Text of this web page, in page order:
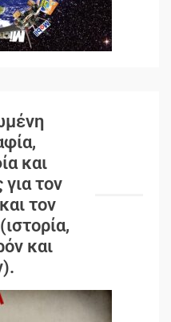
και
τον
τον
και